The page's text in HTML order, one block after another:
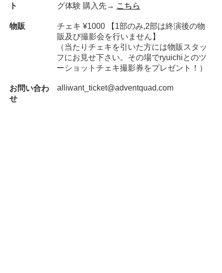
ト
グ体験 購入先→ こちら
物販
チェキ ¥1000 【1部のみ,2部は終演後の物
販及び撮影会を行いません】
（当たりチェキを引いた方には物販スタッ
フにお見せ下さい。その場でryuichiとのツ
ーショットチェキ撮影券をプレゼント！）
お問い合わ
せ
alliwant_ticket@adventquad.com